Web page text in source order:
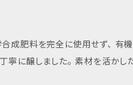
甘さとコク、 自然の恵みがたっぷ